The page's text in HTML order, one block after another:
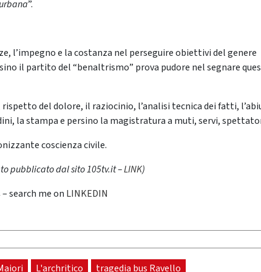
”.
l’impegno e la costanza nel perseguire obiettivi del genere
il partito del “benaltrismo” prova pudore nel segnare
rispetto del dolore, il raziocinio, l’analisi tecnica dei fatti,
la stampa e persino la magistratura a muti, servi,
coscienza civile.
pubblicato dal sito 105tv.it –LINK)
– search me on LINKEDIN
L'archritico tragedia bus Ravello